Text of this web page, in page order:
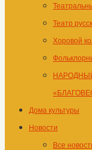
Театр
Хоровой
Дома культуры
Новости
Все